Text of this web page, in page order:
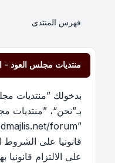
فهرس المنتدى
منتديات مجلس العود -
بدخولك ”منتديات
بـ”نحن“، ”منتديات
قانونيا على الشروط
على الالتزام